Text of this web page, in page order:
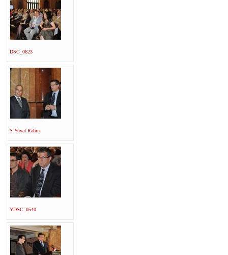
DSC_0623
S Yuval Rabin
YDSC_0540